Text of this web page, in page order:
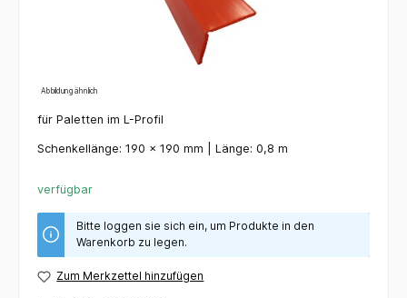
Abbildung ähnlich
für Paletten im L-Profil
Schenkellänge: 190 x 190 mm | Länge: 0,8 m
verfügbar
Bitte loggen sie sich ein, um Produkte in den
Warenkorb zu legen.
Zum Merkzettel hinzufügen